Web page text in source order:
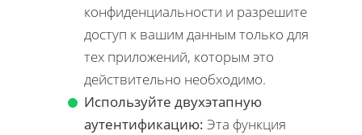
конфиденциальности и разрешите
доступ к вашим данным только для
тех приложений, которым это
действительно необходимо.
Используйте двухэтапную
аутентификацию: Эта функция